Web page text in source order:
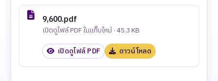
9,600.pdf
เปิดดูไฟล์ PDF ในแท็บใหม่ · 45.3 KB
เปิดดูไฟล์ PDF ดาวน์โหลด